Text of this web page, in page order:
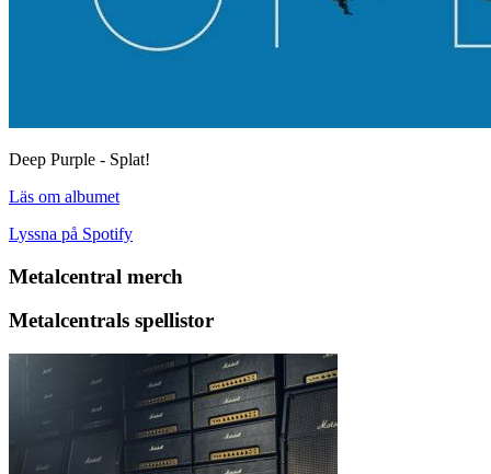
Deep Purple - Splat!
Läs om albumet
Lyssna på Spotify
Metalcentral merch
Metalcentrals spellistor